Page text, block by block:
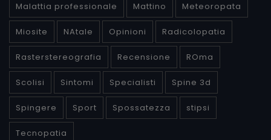
Malattia professionale Mattino Meteoropata
Miosite NAtale Opinioni Radicolopatia
Rasterstereografia Recensione ROma
Scolisi Sintomi Specialisti Spine 3d
Spingere Sport Spossatezza stipsi
Tecnopatia